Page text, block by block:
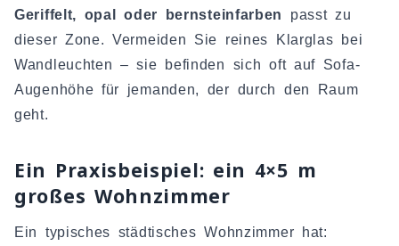
Geriffelt, opal oder bernsteinfarben
passt zu
dieser Zone. Vermeiden Sie reines Klarglas bei
Wandleuchten – sie befinden sich oft auf Sofa-
Augenhöhe für jemanden, der durch den Raum
geht.
Ein Praxisbeispiel: ein 4×5 m
großes Wohnzimmer
Ein typisches städtisches Wohnzimmer hat: